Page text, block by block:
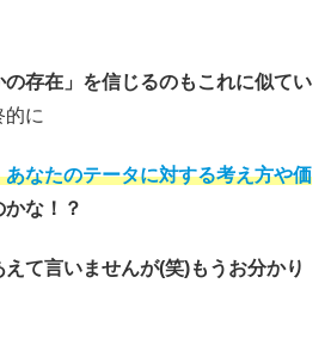
の存在」を信じるのもこれに似てい
に
なたのテータに対する考え方や価
かな！？
て言いませんが(笑)もうお分かり